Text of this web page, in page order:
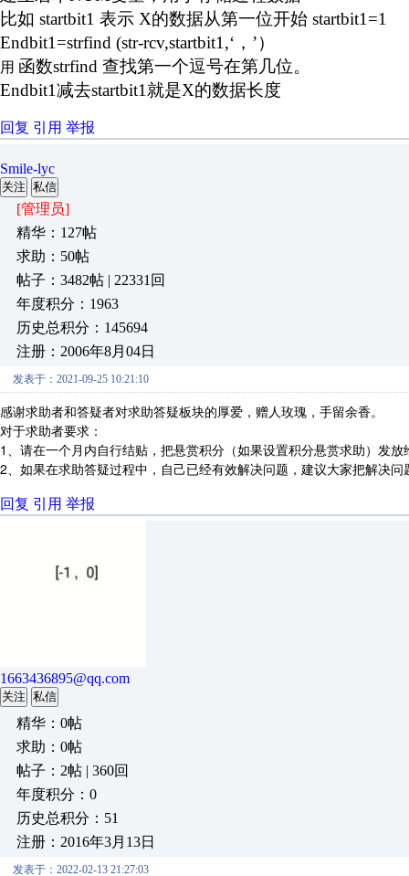
比如 startbit1 表示 X的数据从第一位开始 startbit1=1
Endbit1=strfind (str-rcv,startbit1,‘， ’）
用 函数strfind 查找第一个逗号在第几位。
Endbit1减去startbit1 就是X的数据长度
回复 引用 举报
Smile-lyc
关注 私信
[管理员]
精华：127帖
求助：50帖
帖子：3482帖 | 22331回
年度积分：1963
历史总积分：145694
注册：2006年8月04日
发表于：2021-09-25 10:21:10
感谢求助者和答疑者对求助答疑板块的厚爱，赠人玫瑰，手留余香。
对于求助者要求：
1、请在一个月内自行结贴，把悬赏积分（如果设置积分悬赏求助）发放
2、如果在求助答疑过程中，自己已经有效解决问题，建议大家把解决
回复 引用 举报
1663436895@qq.com
关注 私信
精华：0帖
求助：0帖
帖子：2帖 | 360回
年度积分：0
历史总积分：51
注册：2016年3月13日
发表于：2022-02-13 21:27:03